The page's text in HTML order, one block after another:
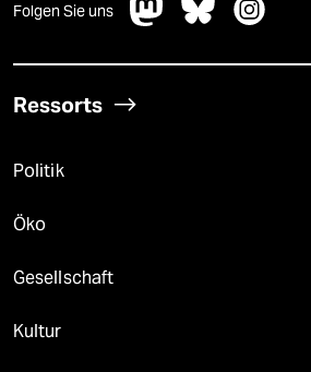
Folgen Sie uns
Ressorts
Politik
Öko
Gesellschaft
Kultur